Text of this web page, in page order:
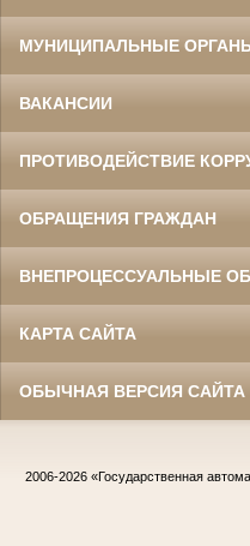
МУНИЦИПАЛЬНЫЕ
ВАКАНСИИ
ПРОТИВОДЕЙСТВИЕ
ОБРАЩЕНИЯ ГРАЖДАН
ВНЕПРОЦЕССУАЛЬНЫЕ
КАРТА САЙТА
ОБЫЧНАЯ ВЕРСИЯ САЙТА
2006-2026 «Государственная